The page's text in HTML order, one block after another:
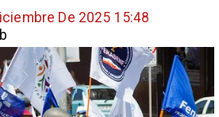
De 2025 15:48